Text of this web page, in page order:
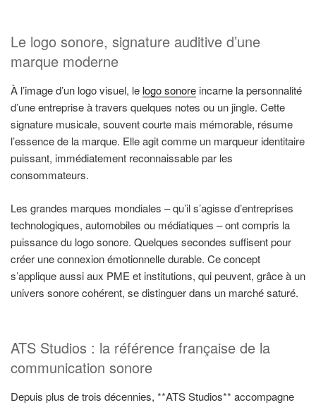
Le logo sonore, signature auditive d’une
marque moderne
À l’image d’un logo visuel, le logo sonore incarne la personnalité
d’une entreprise à travers quelques notes ou un jingle. Cette
signature musicale, souvent courte mais mémorable, résume
l’essence de la marque. Elle agit comme un marqueur identitaire
puissant, immédiatement reconnaissable par les
consommateurs.
Les grandes marques mondiales – qu’il s’agisse d’entreprises
technologiques, automobiles ou médiatiques – ont compris la
puissance du logo sonore. Quelques secondes suffisent pour
créer une connexion émotionnelle durable. Ce concept
s’applique aussi aux PME et institutions, qui peuvent, grâce à un
univers sonore cohérent, se distinguer dans un marché saturé.
ATS Studios : la référence française de la
communication sonore
Depuis plus de trois décennies, **ATS Studios** accompagne